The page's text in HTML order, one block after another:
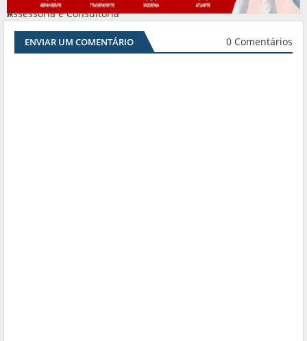
Assessoria e Consultoria
#
ENVIAR UM COMENTÁRIO 0 Comentários